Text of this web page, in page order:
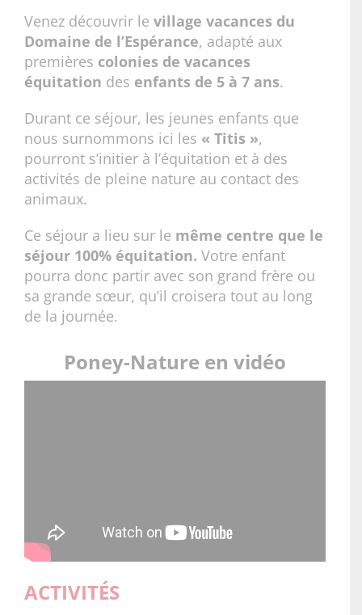
Venez découvrir le village vacances du
Domaine de l’Espérance, adapté aux
premières colonies de vacances
équitation des enfants de 5 à 7 ans.
Durant ce séjour, les jeunes enfants que
nous surnommons ici les « Titis »,
pourront s’initier à l’équitation et à des
activités de pleine nature au contact des
animaux.
Ce séjour a lieu sur le même centre que le
séjour 100% équitation. Votre enfant
pourra donc partir avec son grand frère ou
sa grande sœur, qu’il croisera tout au long
de la journée.
Poney-Nature en vidéo
ACTIVITÉS